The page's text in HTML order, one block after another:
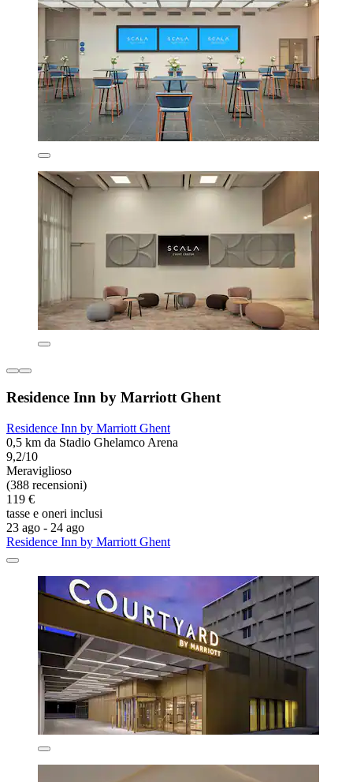
Residence Inn by Marriott Ghent
Residence Inn by Marriott Ghent
0,5 km da Stadio Ghelamco Arena
9,2/10
Meraviglioso
(388 recensioni)
119 €
tasse e oneri inclusi
23 ago - 24 ago
Residence Inn by Marriott Ghent